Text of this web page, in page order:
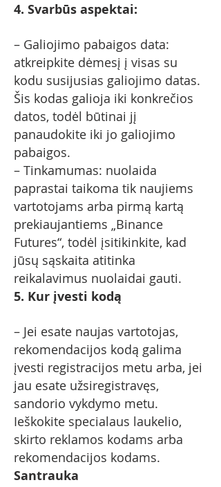
4. Svarbūs aspektai:
– Galiojimo pabaigos data:
atkreipkite dėmesį į visas su
kodu susijusias galiojimo datas.
Šis kodas galioja iki konkrečios
datos, todėl būtinai jį
panaudokite iki jo galiojimo
pabaigos.
– Tinkamumas: nuolaida
paprastai taikoma tik naujiems
vartotojams arba pirmą kartą
prekiaujantiems „Binance
Futures“, todėl įsitikinkite, kad
jūsų sąskaita atitinka
reikalavimus nuolaidai gauti.
5. Kur įvesti kodą
– Jei esate naujas vartotojas,
rekomendacijos kodą galima
įvesti registracijos metu arba, jei
jau esate užsiregistravęs,
sandorio vykdymo metu.
Ieškokite specialaus laukelio,
skirto reklamos kodams arba
rekomendacijos kodams.
Santrauka